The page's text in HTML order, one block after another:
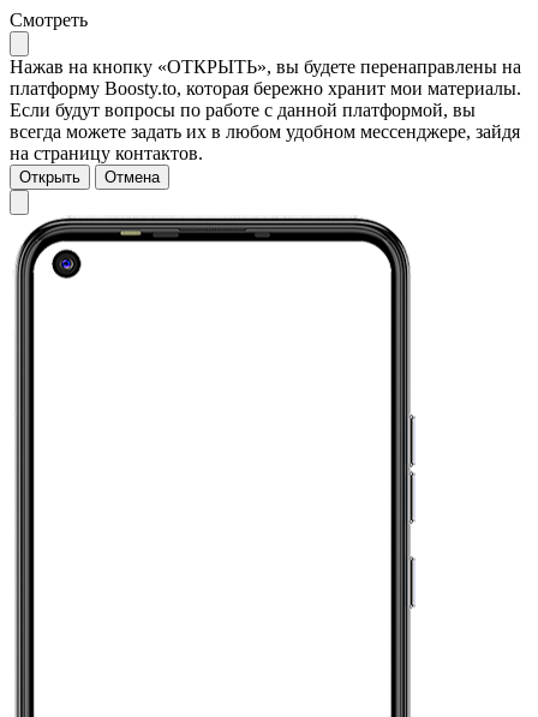
Смотреть
Нажав на кнопку «ОТКРЫТЬ», вы будете перенаправлены на
платформу Boosty.to, которая бережно хранит мои материалы.
Если будут вопросы по работе с данной платформой, вы
всегда можете задать их в любом удобном мессенджере, зайдя
на страницу контактов.
Открыть Отмена